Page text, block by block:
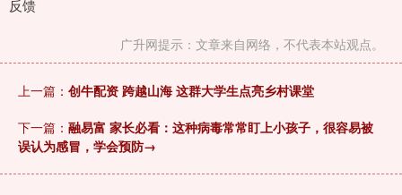
反馈
广升网提示：文章来自网络，不代表本站观点。
上一篇： 创牛配资 跨越山海 这群大学生点亮乡村课堂
下一篇： 融易富 家长必看：这种病毒常常盯上小孩子，很容易被
误认为感冒，学会预防→